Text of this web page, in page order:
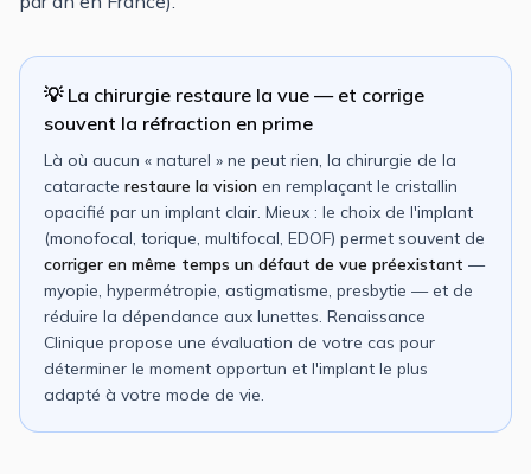
💡 La chirurgie restaure la vue — et corrige
souvent la réfraction en prime
Là où aucun « naturel » ne peut rien, la chirurgie de la
cataracte restaure la vision en remplaçant le cristallin
opacifié par un implant clair. Mieux : le choix de l'implant
(monofocal, torique, multifocal, EDOF) permet souvent de
corriger en même temps un défaut de vue préexistant —
myopie, hypermétropie, astigmatisme, presbytie — et de
réduire la dépendance aux lunettes. Renaissance
Clinique propose une évaluation de votre cas pour
déterminer le moment opportun et l'implant le plus
adapté à votre mode de vie.